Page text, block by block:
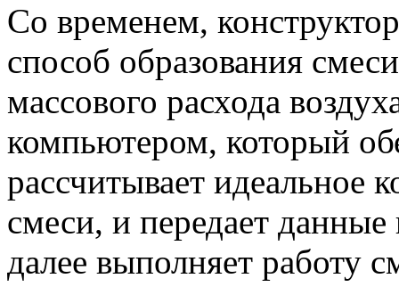
Со временем,
способ образования
массового расхода
компьютером, который
рассчитывает идеальное
смеси, и передает
далее выполняет работу